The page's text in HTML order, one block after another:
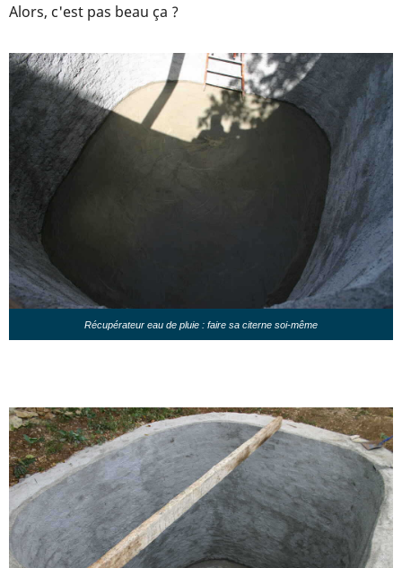
Alors, c'est pas beau ça ?
Récupérateur eau de pluie : faire sa citerne soi-même